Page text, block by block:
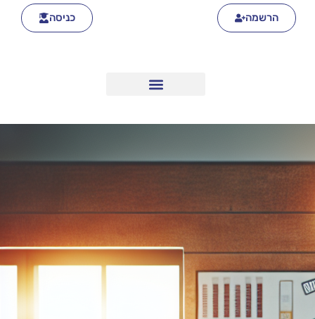
הרשמה כניסה